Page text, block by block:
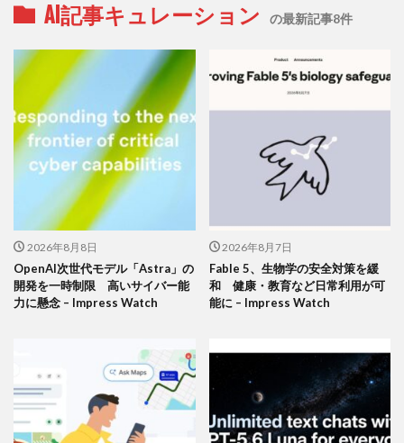
AI記事キュレーション の最新記事8件
2026年8月8日
OpenAI次世代モデル「Astra」の
開発を一時制限 高いサイバー能
力に懸念 – Impress Watch
2026年8月7日
Fable 5、生物学の安全対策を緩
和 健康・教育など日常利用が可
能に – Impress Watch